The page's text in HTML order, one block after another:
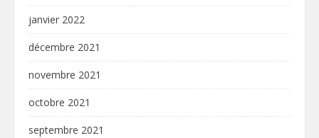
janvier 2022
décembre 2021
novembre 2021
octobre 2021
septembre 2021